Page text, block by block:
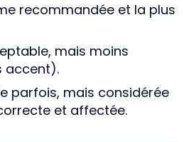
recommandée et la plus
mais moins
accent).
parfois, mais considérée
et affectée.